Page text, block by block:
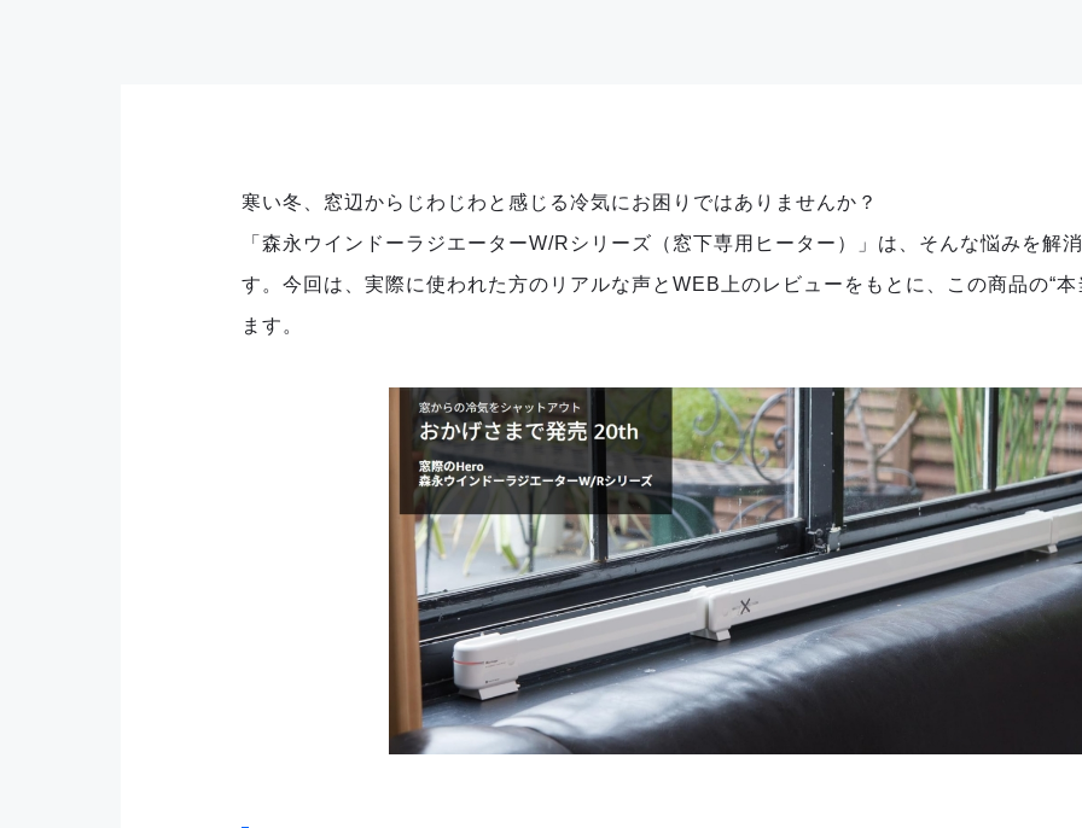
寒い冬、窓辺からじわじわと感じる冷気にお困りではありませんか？
「森永ウインドーラジエーターW/Rシリーズ（窓下専用ヒーター）」は、そんな悩みを解
す。 今回は、実際に使われた方のリアルな声とWEB上のレビューをもとに、この商品の“
ます。